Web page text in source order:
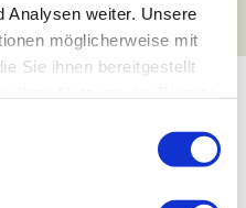
Analysen weiter. Unsere
möglicherweise mit
Sie ihnen bereitgestellt